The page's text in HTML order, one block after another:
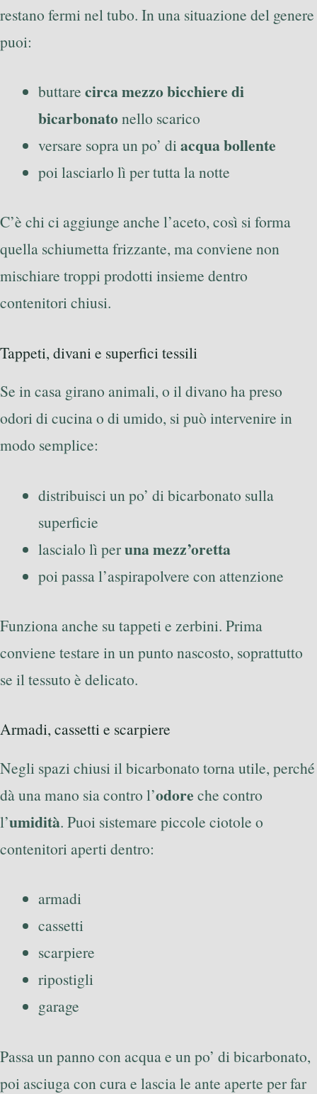
restano fermi nel tubo. In una situazione del genere
puoi:
buttare circa mezzo bicchiere di
bicarbonatonello scarico
versare sopra un po’ diacqua bollente
poi lasciarlo lì per tutta la notte
C’è chi ci aggiunge anche l’aceto, così si forma
quella schiumetta frizzante, ma conviene non
mischiare troppi prodotti insieme dentro
contenitori chiusi.
Tappeti, divani e superfici tessili
Se in casa girano animali, o il divano ha preso
odori di cucina o di umido, si può intervenire in
modo semplice:
distribuisci un po’ di bicarbonato sulla
superficie
lascialo lì peruna mezz’oretta
poi passa l’aspirapolvere con attenzione
Funziona anche su tappeti e zerbini. Prima
conviene testare in un punto nascosto, soprattutto
se il tessuto è delicato.
Armadi, cassetti e scarpiere
Negli spazi chiusi il bicarbonato torna utile, perché
dà una mano sia contro l’odore che contro
l’umidità. Puoi sistemare piccole ciotole o
contenitori aperti dentro:
armadi
cassetti
scarpiere
ripostigli
garage
Passa un panno con acqua e un po’ di bicarbonato,
poi asciuga con cura e lascia le ante aperte per far